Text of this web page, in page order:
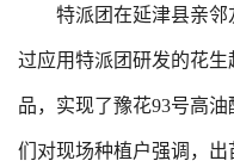
特派团在延津县亲邻
过应用特派团研发的花
品，实现了豫花93号高
们对现场种植户强调，出